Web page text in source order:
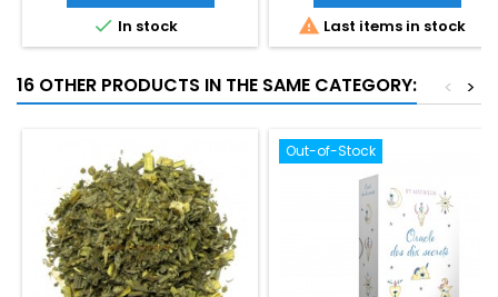
 In stock  Last items in stock
16 OTHER PRODUCTS IN THE SAME CATEGORY: >
<
Out-of-Stock